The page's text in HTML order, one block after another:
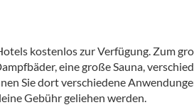
kostenlos zur Verfügung. Zum
eine große Sauna,
Sie dort verschiedene
Gebühr geliehen werden.